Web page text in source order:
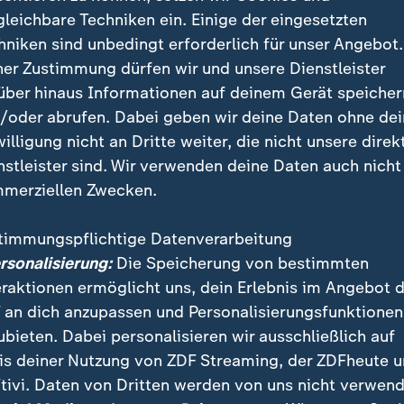
ein solches Duell im Vorfeld klar
und auch mitgeteilt, dass
nicht akzeptieren werden.
von Robert Habeck
die ARD: "Es stimmt nicht, dass sich der
Robert Habeck, bereits vor der schriftlichen
gegen eine Teilnahme ausgesprochen hätte."
Bundestagswahl 2025 wissen muss
zu ZDF-Wahlforum
vier Spitzenkandidaten von Union, SPD, AfD und
Techniken ein. Einige der eingesetzten
sind unbedingt erforderlich für unser
Zustimmung dürfen wir und unsere Dienstleister
hinaus Informationen auf deinem Gerät
oder abrufen. Dabei geben wir deine Daten ohne
nicht an Dritte weiter, die nicht unsere
sind. Wir verwenden deine Daten auch nicht
Zwecken.
Datenverarbeitung
Die Speicherung von bestimmten
ermöglicht uns, dein Erlebnis im Angebot
an dich anzupassen und Personalisierungsfunktionen
Dabei personalisieren wir ausschließlich auf
deiner Nutzung von ZDF Streaming, der ZDFheute
Daten von Dritten werden von uns nicht